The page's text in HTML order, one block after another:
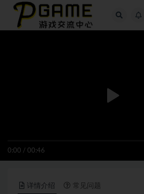
0:00 / 00:46
详情介绍 常见问题
全部